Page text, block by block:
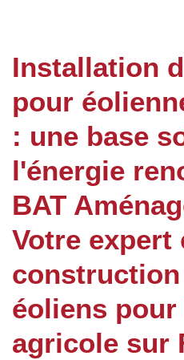
Installation
pour
: une base
l'énergie
BAT
Votre expert
éoliens
agricole sur